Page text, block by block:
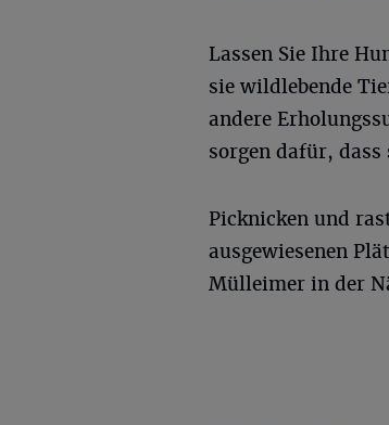
Lassen Sie Ihre
sie wildlebende
andere
sorgen dafür, dass
Picknicken und
ausgewiesenen
Mülleimer in der